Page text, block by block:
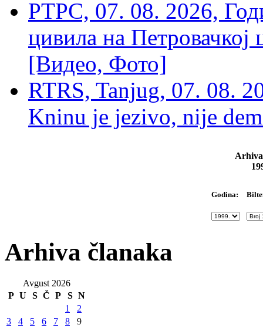
РТРС, 07. 08. 2026,
цивила на Петровачкој
[Видео, Фото]
RTRS, Tanjug, 07. 08.
Kninu je jezivo, nije
Godina:
Arhiva članaka
Avgust 2026
P U S Č P S N
1
2
3
4 5 6 7 8
9